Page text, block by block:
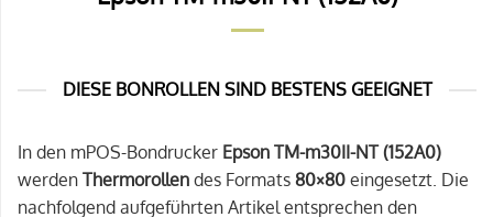
DIESE BONROLLEN SIND BESTENS GEEIGNET
In den mPOS-Bondrucker Epson TM-m30II-NT (152A0)
werden Thermorollen des Formats 80×80 eingesetzt. Die
nachfolgend aufgeführten Artikel entsprechen den